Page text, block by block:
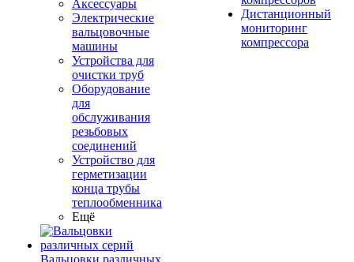
Аксессуары
Электрические
вальцовочные
машины
Устройства для
очистки труб
Оборудование
для
обслуживания
резьбовых
соединений
Устройство для
герметизации
конца трубы
теплообменника
Ещё
Вальцовки различных
Дистанционный
мониторинг
компрессора